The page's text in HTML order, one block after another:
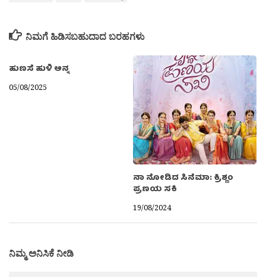
ನಿಮಗೆ ಹಿಡಿಸಬಹುದಾದ ಬರಹಗಳು
ಹುಣಸೆ ಹುಳಿ ಅನ್ನ
05/08/2025
ನಾ ನೋಡಿದ ಸಿನೆಮಾ: ಕ್ರಿಶ್ಣಂ
ಪ್ರಣಯ ಸಕಿ
19/08/2024
ನಿಮ್ಮ ಅನಿಸಿಕೆ ನೀಡಿ